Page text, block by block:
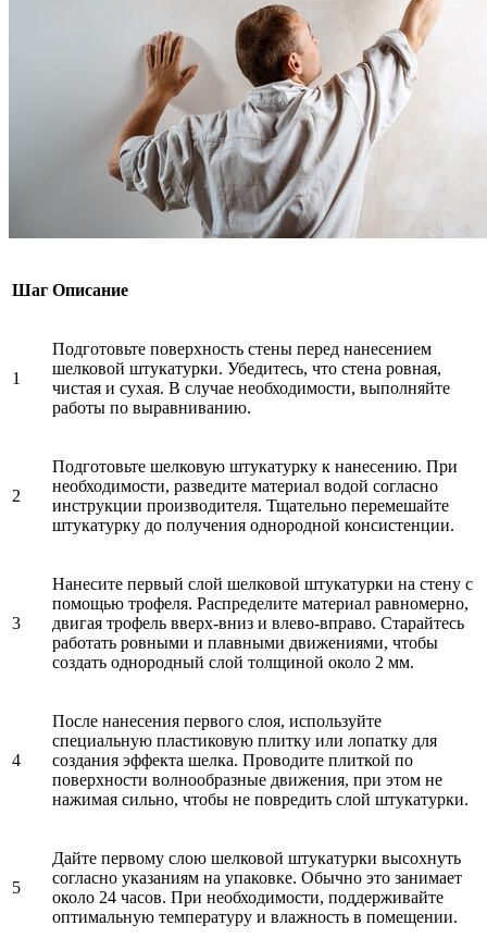
Шаг Описание
1
Подготовьте поверхность стены перед нанесением
шелковой штукатурки. Убедитесь, что стена ровная,
чистая и сухая. В случае необходимости, выполняйте
работы по выравниванию.
2
Подготовьте шелковую штукатурку к нанесению. При
необходимости, разведите материал водой согласно
инструкции производителя. Тщательно перемешайте
штукатурку до получения однородной консистенции.
3
Нанесите первый слой шелковой штукатурки на стену с
помощью трофеля. Распределите материал равномерно,
двигая трофель вверх-вниз и влево-вправо. Старайтесь
работать ровными и плавными движениями, чтобы
создать однородный слой толщиной около 2 мм.
4
После нанесения первого слоя, используйте
специальную пластиковую плитку или лопатку для
создания эффекта шелка. Проводите плиткой по
поверхности волнообразные движения, при этом не
нажимая сильно, чтобы не повредить слой штукатурки.
5
Дайте первому слою шелковой штукатурки высохнуть
согласно указаниям на упаковке. Обычно это занимает
около 24 часов. При необходимости, поддерживайте
оптимальную температуру и влажность в помещении.